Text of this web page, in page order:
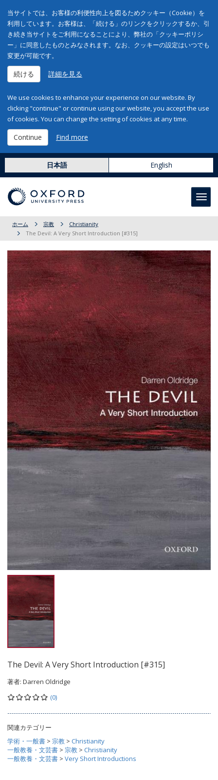
当サイトでは、お客様の利便性向上を図るためクッキー（Cookie）を
利用しています。お客様は、「続ける」のリンクをクリックするか、引
き続き当サイトをご利用になることにより、弊社の「クッキーポリシ
ー」に同意したものとみなされます。なお、クッキーの設定はいつでも
変更が可能です。
続ける 詳細を見る
We use cookies to enhance your experience on our website. By
clicking "continue" or continue using our website, you accept the use
of cookies. You can change the setting of cookies at any time.
Continue Find more
日本語 English
ホーム 宗教
Christianity
The Devil: A Very Short Introduction [#315]
The Devil: A Very Short Introduction [#315]
著者: Darren Oldridge
(0)
関連カテゴリー
学術・一般書 > 宗教 > Christianity
一般教養・文芸書 > 宗教 > Christianity
一般教養・文芸書 > Very Short Introductions